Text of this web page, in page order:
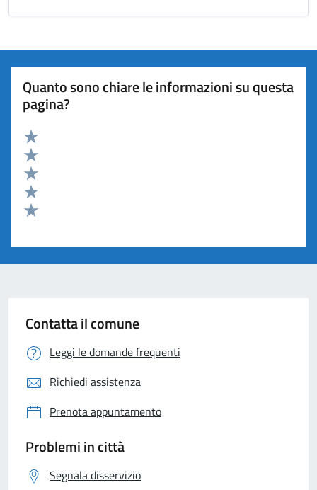
Quanto sono chiare le informazioni su questa
pagina?
Valuta 5 stelle su 5
Valuta 4 stelle su 5
Valuta 3 stelle su 5
Valuta 2 stelle su 5
Contatta il comune
Leggi le domande frequenti
Richiedi assistenza
Prenota appuntamento
Problemi in città
Segnala disservizio